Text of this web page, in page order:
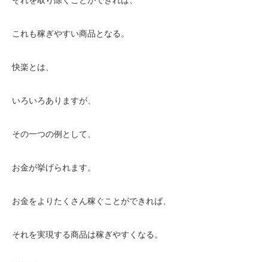
これも稼ぎやすい商品となる。
快楽とは、
いろいろありますが、
その一つの例として、
お金が挙げられます。
お金をよりたくさん稼ぐことができれば、
それを実現する商品は稼ぎやすくなる。